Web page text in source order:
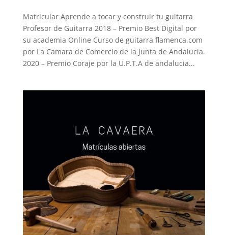
Matricular Aprende a tocar y construir tu guitarra
Profesor de Guitarra 2018 – Premio Best Digital por
su academia Online Curso de guitarra flamenca.com
por La Camara de Comercio de la Junta de Andalucía.
2020 – Premio Coraje por la U.P.T.A de andalucia...